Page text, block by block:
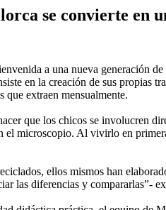
se convierte en
a una nueva generación
en la creación de sus propias
que extraen mensualmente.
que los chicos se involucren
el microscopio. Al vivirlo en
ellos mismos han
las diferencias y compararlas”-